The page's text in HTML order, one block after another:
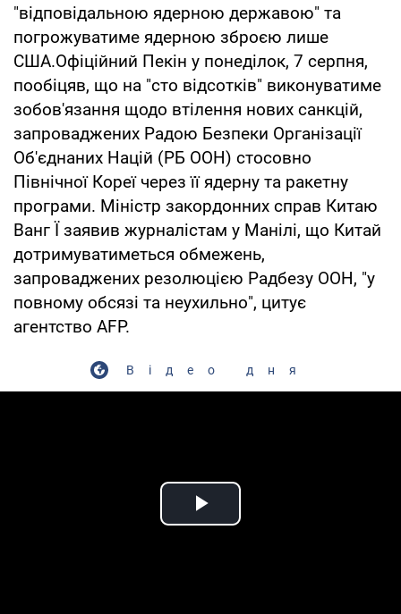
"відповідальною ядерною державою" та
погрожуватиме ядерною зброєю лише
США.Офіційний Пекін у понеділок, 7 серпня,
пообіцяв, що на "сто відсотків" виконуватиме
зобов'язання щодо втілення нових санкцій,
запроваджених Радою Безпеки Організації
Об'єднаних Націй (РБ ООН) стосовно
Північної Кореї через її ядерну та ракетну
програми. Міністр закордонних справ Китаю
Ванг Ї заявив журналістам у Манілі, що Китай
дотримуватиметься обмежень,
запроваджених резолюцією Радбезу ООН, "у
повному обсязі та неухильно", цитує
агентство AFP.
Відео дня
Play Video